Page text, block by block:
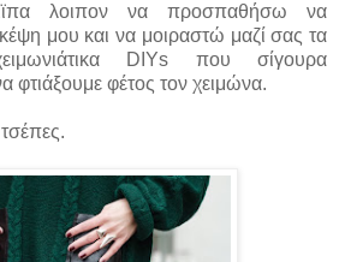
λοιπον να προσπαθήσω να
μου και να μοιραστώ μαζί σας τα
DIYs που σίγουρα
φτιάξουμε φέτος τον χειμώνα.